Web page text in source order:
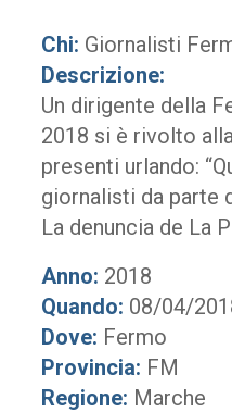
Chi: Giornalisti
Descrizione:
Un dirigente della
2018 si è rivolto
presenti urlando:
giornalisti da parte
La denuncia de La
Anno: 2018
Quando: 08/04/
Dove: Fermo
Provincia: FM
Regione: Marche